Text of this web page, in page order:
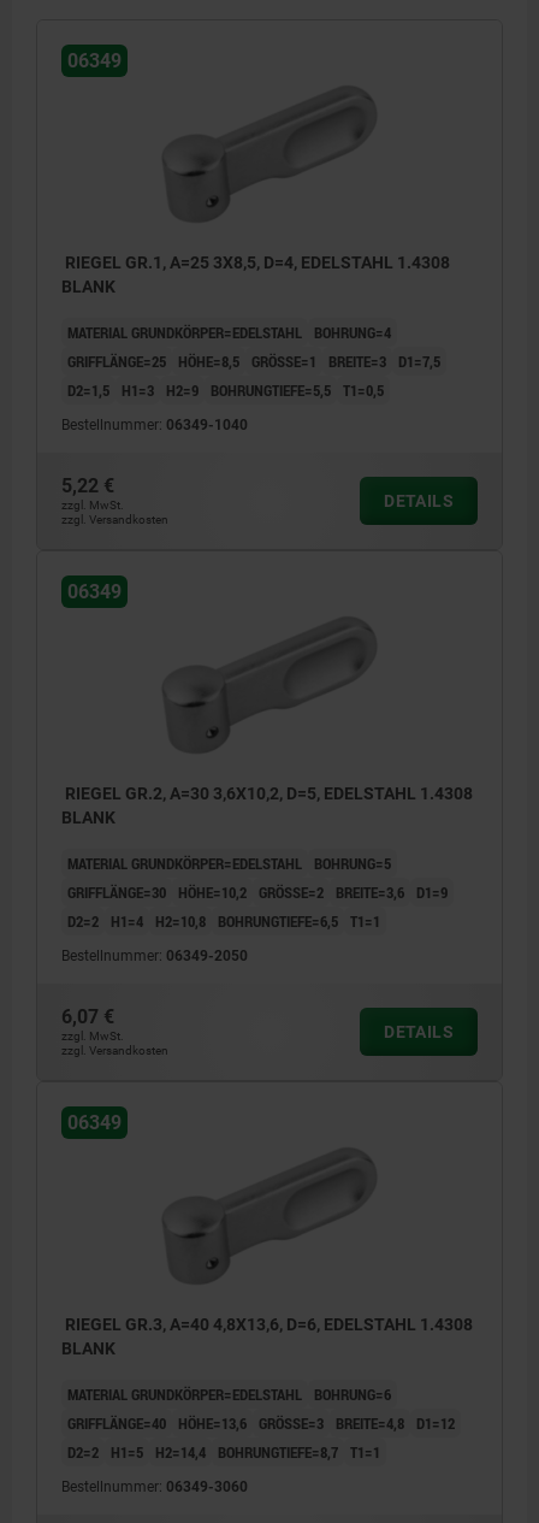
06349
RIEGEL GR.1, A=25 3X8,5, D=4, EDELSTAHL 1.4308
BLANK
MATERIAL GRUNDKÖRPER=EDELSTAHL
BOHRUNG=4
GRIFFLÄNGE=25
HÖHE=8,5 GRÖSSE=1 BREITE=3
D1=7,5
D2=1,5
H1=3 H2=9 BOHRUNGTIEFE=5,5 T1=0,5
Bestellnummer: 06349-1040
5,22 €
zzgl. MwSt.
zzgl. Versandkosten
DETAILS
06349
RIEGEL GR.2, A=30 3,6X10,2, D=5, EDELSTAHL 1.4308
BLANK
MATERIAL GRUNDKÖRPER=EDELSTAHL
BOHRUNG=5
GRIFFLÄNGE=30
HÖHE=10,2 GRÖSSE=2 BREITE=3,6
D1=9
D2=2
H1=4 H2=10,8 BOHRUNGTIEFE=6,5 T1=1
Bestellnummer: 06349-2050
6,07 €
zzgl. MwSt.
zzgl. Versandkosten
DETAILS
06349
RIEGEL GR.3, A=40 4,8X13,6, D=6, EDELSTAHL 1.4308
BLANK
MATERIAL GRUNDKÖRPER=EDELSTAHL
BOHRUNG=6
GRIFFLÄNGE=40
HÖHE=13,6 GRÖSSE=3 BREITE=4,8
D1=12
D2=2
H1=5 H2=14,4 BOHRUNGTIEFE=8,7 T1=1
Bestellnummer: 06349-3060